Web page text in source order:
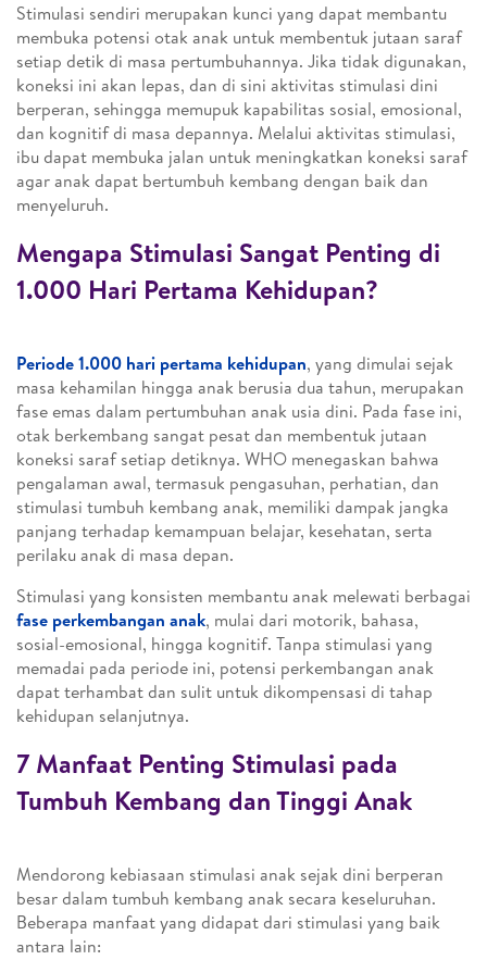
Stimulasi sendiri merupakan kunci yang dapat membantu
membuka potensi otak anak untuk membentuk jutaan saraf
setiap detik di masa pertumbuhannya. Jika tidak digunakan,
koneksi ini akan lepas, dan di sini aktivitas stimulasi dini
berperan, sehingga memupuk kapabilitas sosial, emosional,
dan kognitif di masa depannya. Melalui aktivitas stimulasi,
ibu dapat membuka jalan untuk meningkatkan koneksi saraf
agar anak dapat bertumbuh kembang dengan baik dan
menyeluruh.
Mengapa Stimulasi Sangat Penting di
1.000 Hari Pertama Kehidupan?
Periode 1.000 hari pertama kehidupan, yang dimulai sejak
masa kehamilan hingga anak berusia dua tahun, merupakan
fase emas dalam pertumbuhan anak usia dini. Pada fase ini,
otak berkembang sangat pesat dan membentuk jutaan
koneksi saraf setiap detiknya. WHO menegaskan bahwa
pengalaman awal, termasuk pengasuhan, perhatian, dan
stimulasi tumbuh kembang anak, memiliki dampak jangka
panjang terhadap kemampuan belajar, kesehatan, serta
perilaku anak di masa depan.
Stimulasi yang konsisten membantu anak melewati berbagai
fase perkembangan anak, mulai dari motorik, bahasa,
sosial-emosional, hingga kognitif. Tanpa stimulasi yang
memadai pada periode ini, potensi perkembangan anak
dapat terhambat dan sulit untuk dikompensasi di tahap
kehidupan selanjutnya.
7 Manfaat Penting Stimulasi pada
Tumbuh Kembang dan Tinggi Anak
Mendorong kebiasaan stimulasi anak sejak dini berperan
besar dalam tumbuh kembang anak secara keseluruhan.
Beberapa manfaat yang didapat dari stimulasi yang baik
antara lain: